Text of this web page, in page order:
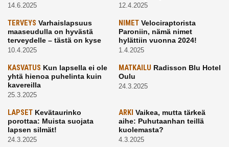
14.6.2025 12.4.2025
TERVEYS Varhaislapsuus
maaseudulla on hyvästä
terveydelle – tästä on kyse
10.4.2025
NIMETVelociraptorista
Paroniin, nämä nimet
hylättiin vuonna 2024!
1.4.2025
KASVATUS Kun lapsella ei ole
yhtä hienoa puhelinta kuin
kavereilla
25.3.2025
MATKAILU Radisson Blu Hotel
Oulu
24.3.2025
LAPSET Kevätaurinko
porottaa: Muista suojata
lapsen silmät!
24.3.2025
ARKI Vaikea, mutta tärkeä
aihe: Puhutaanhan teillä
kuolemasta?
4.3.2025